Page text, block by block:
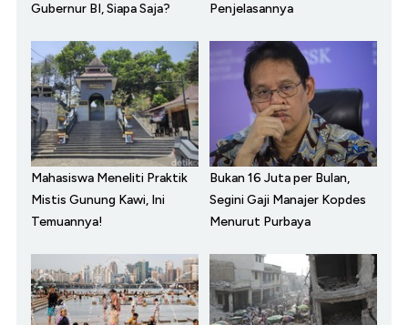
Gubernur BI, Siapa Saja?
Penjelasannya
Mahasiswa Meneliti Praktik
Mistis Gunung Kawi, Ini
Temuannya!
Bukan 16 Juta per Bulan,
Segini Gaji Manajer Kopdes
Menurut Purbaya